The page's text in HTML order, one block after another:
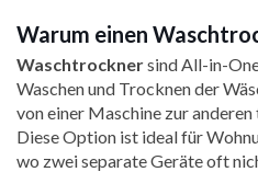
Warum einen
Waschtrocknersind All-in-
Waschen und Trocknen der
von einer Maschine zur
Diese Option ist ideal für
wo zwei separate Geräte oft